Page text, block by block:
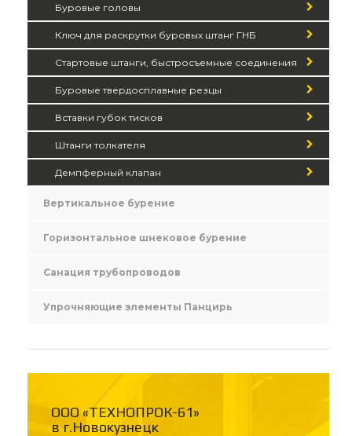
Буровые головы
Ключ для раскрутки буровых штанг ГНБ
Стартовые штанги, быстросъемные соединения
Буровые твердосплавные резцы
Вставки губок тисков
Штанги толкателя
Демпферный клапан
Вертикальное бурение
Горизонтальное шнековое бурение
Санация трубопроводов
Упрочняющие элементы Панцирь
ООО «ТЕХНОПРОК-61»
в г.Новокузнецк